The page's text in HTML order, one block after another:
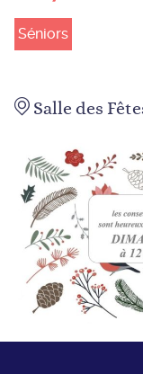
Séniors
Salle des